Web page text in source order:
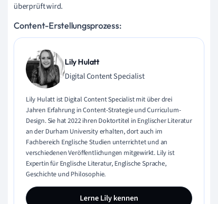
überprüft wird.
Content-Erstellungsprozess:
Lily Hulatt
Digital Content Specialist
Lily Hulatt ist Digital Content Specialist mit über drei
Jahren Erfahrung in Content-Strategie und Curriculum-
Design. Sie hat 2022 ihren Doktortitel in Englischer Literatur
an der Durham University erhalten, dort auch im
Fachbereich Englische Studien unterrichtet und an
verschiedenen Veröffentlichungen mitgewirkt. Lily ist
Expertin für Englische Literatur, Englische Sprache,
Geschichte und Philosophie.
Lerne Lily kennen